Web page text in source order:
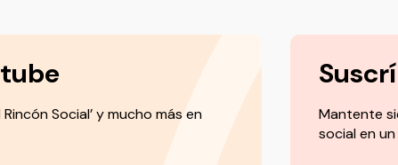
Social’ y mucho más en
Mantente
social en